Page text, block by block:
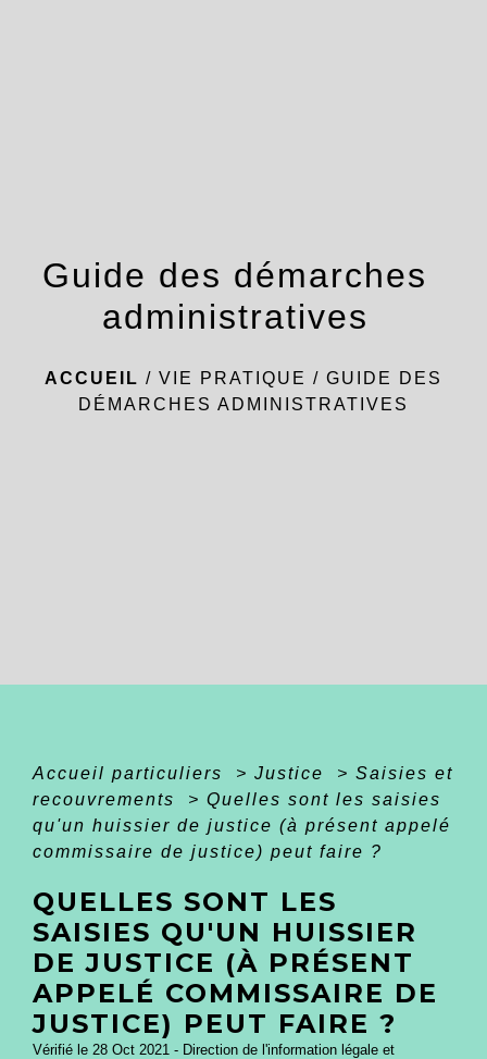
Guide des démarches
administratives
ACCUEIL / VIE PRATIQUE / GUIDE DES
DÉMARCHES ADMINISTRATIVES
Accueil particuliers > Justice > Saisies et
recouvrements
> Quelles sont les saisies
qu'un huissier de justice (à présent appelé
commissaire de justice) peut faire ?
QUELLES SONT LES
SAISIES QU'UN HUISSIER
DE JUSTICE (À PRÉSENT
APPELÉ COMMISSAIRE DE
JUSTICE) PEUT FAIRE ?
Vérifié le 28 Oct 2021 - Direction de l'information légale et